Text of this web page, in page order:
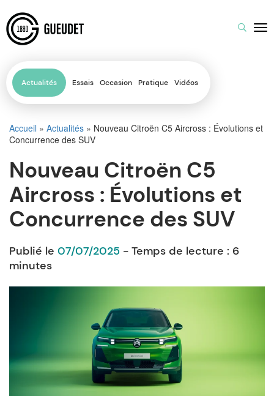
Actualités Essais Occasion Pratique Vidéos
Accueil » Actualités » Nouveau Citroën C5 Aircross : Évolutions et
Concurrence des SUV
Nouveau Citroën C5
Aircross : Évolutions et
Concurrence des SUV
Publié le 07/07/2025 - Temps de lecture : 6
minutes